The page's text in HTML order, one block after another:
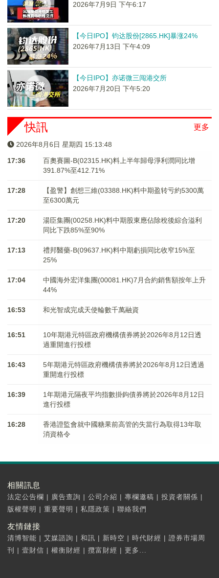
2026年7月9日 下午6:17
【今日IPO】钧达股份[2865.HK]暴涨24%
2026年7月13日 下午4:09
【今日IPO】亦诺微三闯港交所
2026年7月20日 下午5:20
更多
快訊
2026年8月6日 星期四 15:13:48
17:36
百奧賽圖-B(02315.HK)料上半年歸母淨利潤同比增
391.87%至412.71%
17:28
【盈警】創想三維(03388.HK)料中期盈转亏約5300萬
至6300萬元
17:20
湯臣集團(00258.HK)料中期股東應佔除稅後綜合溢利
同比下跌85%至90%
17:13
禮邦醫藥-B(09637.HK)料中期虧損同比收窄15%至
25%
17:04
中國海外宏洋集團(00081.HK)7月合約銷售額按年上升
44%
16:53 和光智成完成天使輪數千萬融資
16:51
10年期港元特區政府機構債券將於2026年8月12日透
過重開進行投標
16:43
5年期港元特區政府機構債券將於2026年8月12日透過
重開進行投標
16:39
1年期港元隔夜平均指數掛鉤債券將於2026年8月12日
進行投標
16:28
香港證監會就中國糖果前高管的失當行為取得13年取
消資格令
相關訊息
法定公告欄 | 廣告查詢 | 公司介紹 | 專欄邀稿 | 投資者關係 |
版權聲明 | 重要聲明 | 私隱政策 | 聯絡我們
友情鏈接
清博智能 | 艾媒諮詢 | 和訊 | 新時空 | 時代財經 | 證券市場周
刊
| 壹財信 | 權衡財經 | 攬富財經 | 更多...